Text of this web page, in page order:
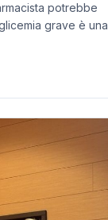
potrebbe
grave è una